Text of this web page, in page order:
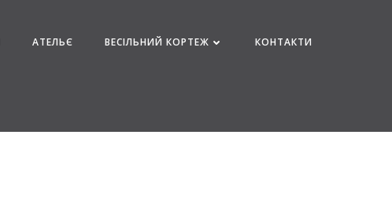
АТЕЛЬЄ ВЕСІЛЬНИЙ КОРТЕЖ КОНТАКТИ